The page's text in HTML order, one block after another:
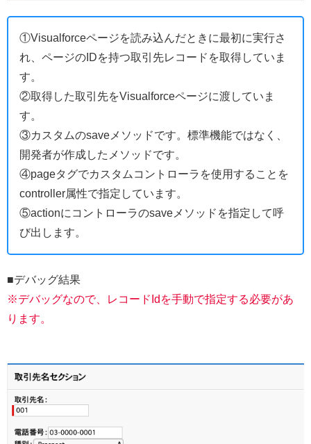
①Visualforceページを読み込んだときに最初に実行さ
れ、ページのIDを持つ取引先レコードを取得していま
す。
②取得した取引先をVisualforceページに渡していま
す。
③カスタムのsaveメソッドです。標準機能ではなく、
開発者が作成したメソッドです。
④pageタグでカスタムコントローラを使用することを
controller属性で指定しています。
⑤actionにコントローラのsaveメソッドを指定して呼
び出します。
■デバッグ結果
※デバッグなので、レコードIdを手動で指定する必要があ
ります。